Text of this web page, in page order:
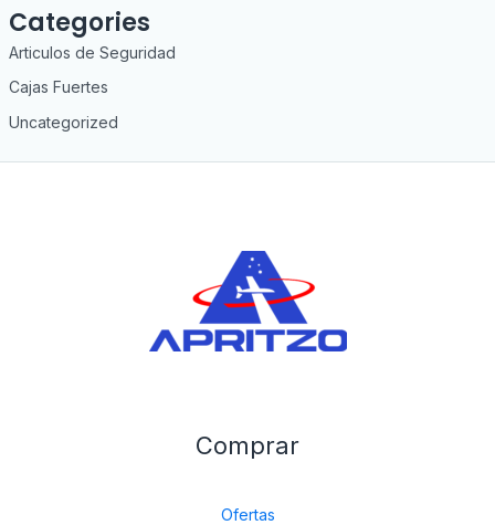
Categories
Articulos de Seguridad
Cajas Fuertes
Uncategorized
Comprar
Ofertas